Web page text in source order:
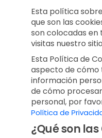
Esta política
que son las
son colocadas en
visitas nuestro
Esta Política de
aspecto de
información
de cómo
personal, por
Política de
¿Qué son las